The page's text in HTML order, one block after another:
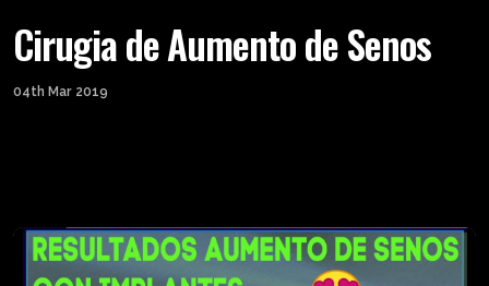
Cirugia de Aumento de Senos
04th Mar 2019